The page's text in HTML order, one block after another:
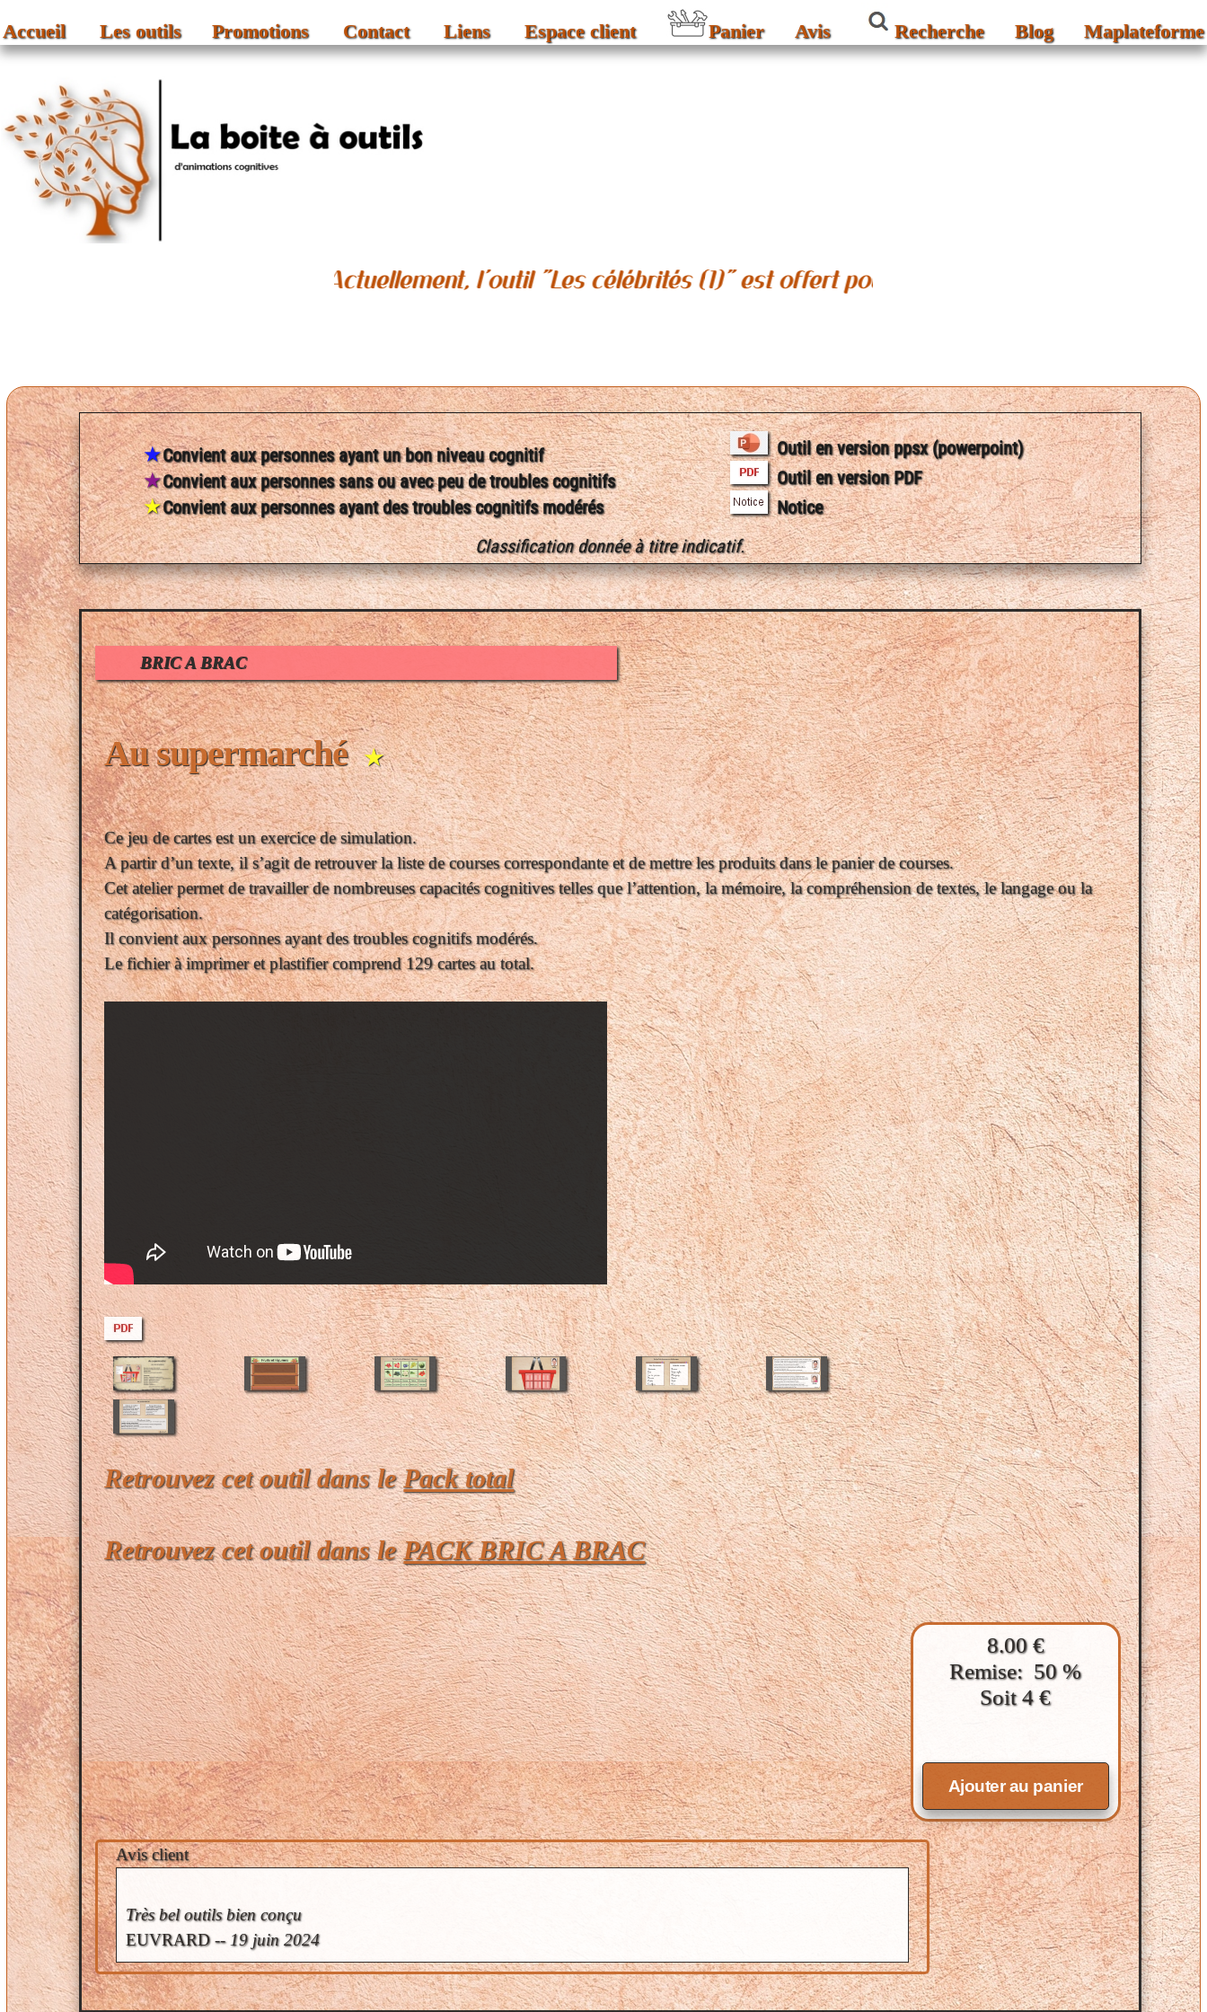
Accueil Les outils Promotions Contact Liens Espace client Panier Avis Recherche Blog Maplateforme
Actuellement, l'outil "Les célébrités (1)" est offert pour chaque achat sur le site. Retrouvez-le directement dans
★Convient aux personnes ayant un bon niveau cognitif
★Convient aux personnes sans ou avec peu de troubles cognitifs
★Convient aux personnes ayant des troubles cognitifs modérés
Outil en version ppsx (powerpoint)
Outil en version PDF
Notice
Classification donnée à titre indicatif.
BRIC A BRAC
Au supermarché★
Ce jeu de cartes est un exercice de simulation.
A partir d’un texte, il s’agit de retrouver la liste de courses correspondante et de mettre les produits dans le panier de courses.
Cet atelier permet de travailler de nombreuses capacités cognitives telles que l’attention, la mémoire, la compréhension de textes, le langage ou la
catégorisation.
Il convient aux personnes ayant des troubles cognitifs modérés.
Le fichier à imprimer et plastifier comprend 129 cartes au total.
Retrouvez cet outil dans lePack total
Retrouvez cet outil dans lePACK BRIC A BRAC
8.00 €
Remise: 50 %
Soit 4 €
Avis client
Très bel outils bien conçu
EUVRARD --19 juin 2024